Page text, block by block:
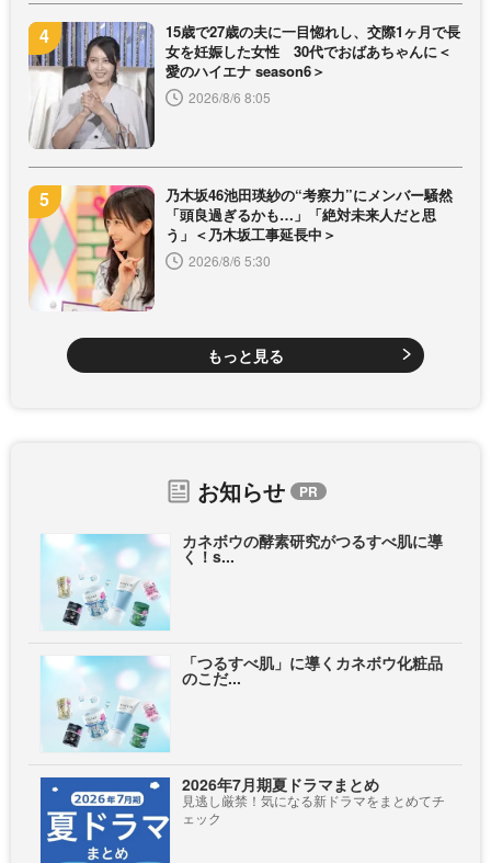
15歳で27歳の夫に一目惚れし、交際1ヶ月で長
女を妊娠した女性 30代でおばあちゃんに＜
愛のハイエナ season6＞
2026/8/6 8:05
乃木坂46池田瑛紗の“考察力”にメンバー騒然
「頭良過ぎるかも…」「絶対未来人だと思
う」＜乃木坂工事延長中＞
2026/8/6 5:30
もっと見る
お知らせ
カネボウの酵素研究がつるすべ肌に導
く！s...
「つるすべ肌」に導くカネボウ化粧品
のこだ...
2026年7月期夏ドラマまとめ
見逃し厳禁！気になる新ドラマをまとめてチ
ェック